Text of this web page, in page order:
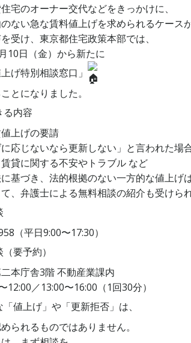
宅のオーナー交代などをきっかけに、
ない急な賃料値上げを求められるケース
受け、東京都住宅政策本部では、
10日（金）から新たに
上げ特別相談窓口」
とになりました。
る内容
値上げの要請
に応じないなら更新しない」と言われた場
賃貸に関する不安やトラブル など
基づき、法的根拠のない一方的な値上げ
、弁護士による無料相談の紹介も受けられ
（平日9:00〜17:30）
要予約）
本庁舎3階 不動産業課内
12:00／13:00〜16:00（1回30分）
値上げ」や「更新拒否」は、
られるものではありません。